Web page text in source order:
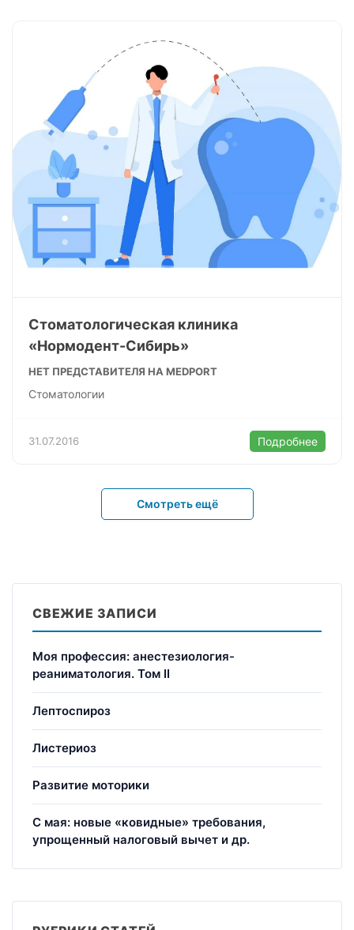
Стоматологическая клиника
«Нормодент-Сибирь»
НЕТ ПРЕДСТАВИТЕЛЯ НА MEDPORT
Стоматологии
31.07.2016 Подробнее
Смотреть ещё
СВЕЖИЕ ЗАПИСИ
Моя профессия: анестезиология-
реаниматология. Том II
Лептоспироз
Листериоз
Развитие моторики
С мая: новые «ковидные» требования,
упрощенный налоговый вычет и др.